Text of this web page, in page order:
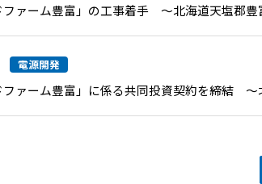
ファーム豊富」の工事着手 ～北海道天塩郡
電源開発
ファーム豊富」に係る共同投資契約を締結